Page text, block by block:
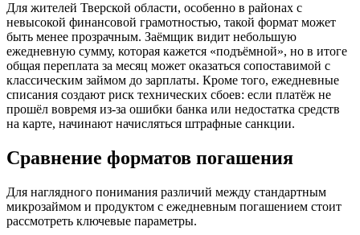
Для жителей Тверской области, особенно в районах с
невысокой финансовой грамотностью, такой формат может
быть менее прозрачным. Заёмщик видит небольшую
ежедневную сумму, которая кажется «подъёмной», но в итоге
общая переплата за месяц может оказаться сопоставимой с
классическим займом до зарплаты. Кроме того, ежедневные
списания создают риск технических сбоев: если платёж не
прошёл вовремя из-за ошибки банка или недостатка средств
на карте, начинают начисляться штрафные санкции.
Сравнение форматов погашения
Для наглядного понимания различий между стандартным
микрозаймом и продуктом с ежедневным погашением стоит
рассмотреть ключевые параметры.